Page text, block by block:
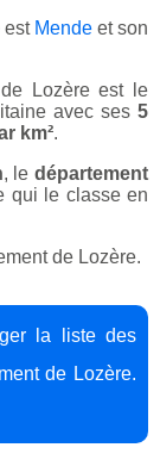
est Mende et son
Lozère est le
avec ses5
km².
, ledépartement
qui le classe en
de Lozère.
la liste des
de Lozère.